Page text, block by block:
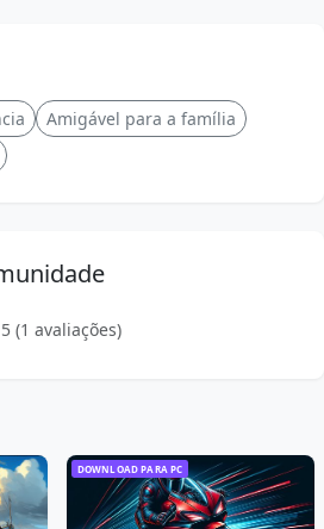
Amigável para a família
(1 avaliações)
DOWNLOAD PARA PC